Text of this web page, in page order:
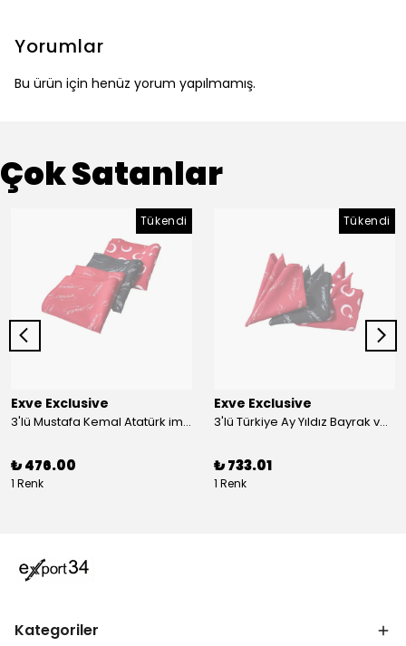
Yorumlar
Bu ürün için henüz yorum yapılmamış.
Çok Satanlar
Tükendi
Exve Exclusive
3'lü Mustafa Kemal Atatürk imzalı ve Türkiye Ay Yıldız Bayraklı Kadın Fular Seti
₺ 476.00
1 Renk
Tükendi
Exve Exclusive
3'lü Türkiye Ay Yıldız Bayrak ve Mustafa Kemal Atatürk imzalı Kırmızı Siyah Yaka Mendili Seti
₺ 733.01
1 Renk
Kategoriler